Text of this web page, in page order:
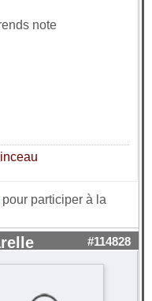
note
pour participer à la
#114828